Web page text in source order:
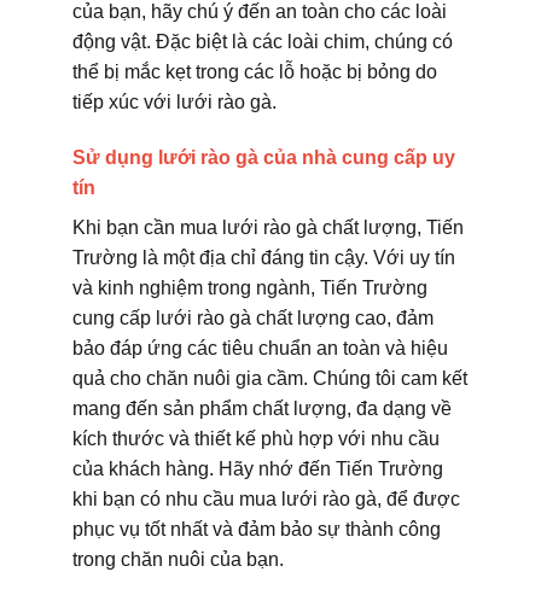
của bạn, hãy chú ý đến an toàn cho các loài
động vật. Đặc biệt là các loài chim, chúng có
thể bị mắc kẹt trong các lỗ hoặc bị bỏng do
tiếp xúc với lưới rào gà.
Sử dụng lưới rào gà của nhà cung cấp uy
tín
Khi bạn cần mua lưới rào gà chất lượng, Tiến
Trường là một địa chỉ đáng tin cậy. Với uy tín
và kinh nghiệm trong ngành, Tiến Trường
cung cấp lưới rào gà chất lượng cao, đảm
bảo đáp ứng các tiêu chuẩn an toàn và hiệu
quả cho chăn nuôi gia cầm. Chúng tôi cam kết
mang đến sản phẩm chất lượng, đa dạng về
kích thước và thiết kế phù hợp với nhu cầu
của khách hàng. Hãy nhớ đến Tiến Trường
khi bạn có nhu cầu mua lưới rào gà, để được
phục vụ tốt nhất và đảm bảo sự thành công
trong chăn nuôi của bạn.